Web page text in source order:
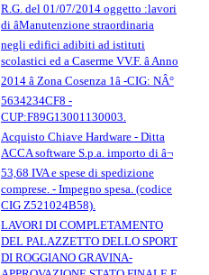
R.G. del 01/07/2014 oggetto :lavori
di âManutenzione straordinaria
negli edifici adibiti ad istituti
scolastici ed a Caserme VV.F. â Anno
2014 â Zona Cosenza 1â -CIG: NÂ°
5634234CF8 -
CUP:F89G13001130003.
Acquisto Chiave Hardware - Ditta
ACCA software S.p.a. importo di â¬
53,68 IVA e spese di spedizione
comprese. - Impegno spesa. (codice
CIG Z521024B58).
LAVORI DI COMPLETAMENTO
DEL PALAZZETTO DELLO SPORT
DI ROGGIANO GRAVINA-